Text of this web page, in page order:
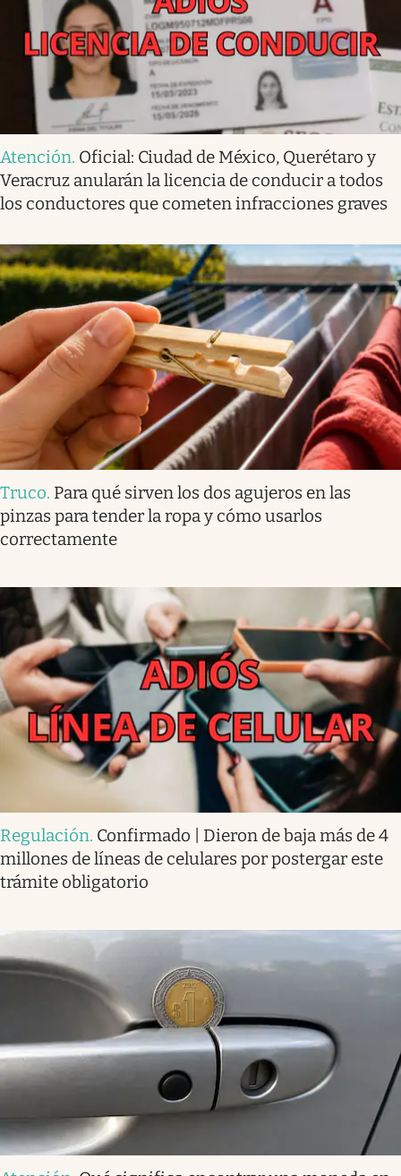
Atención. Oficial: Ciudad de México, Querétaro y
Veracruz anularán la licencia de conducir a todos
los conductores que cometen infracciones graves
Truco. Para qué sirven los dos agujeros en las
pinzas para tender la ropa y cómo usarlos
correctamente
Regulación. Confirmado | Dieron de baja más de 4
millones de líneas de celulares por postergar este
trámite obligatorio